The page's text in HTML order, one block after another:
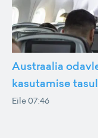
Austraalia
kasutamise
Eile 07:46